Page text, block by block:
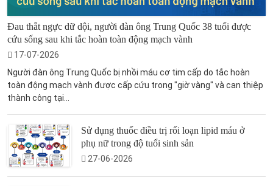
Đau thắt ngực dữ dội, người đàn ông Trung Quốc 38 tuổi được
cứu sống sau khi tắc hoàn toàn động mạch vành
17-07-2026
Người đàn ông Trung Quốc bị nhồi máu cơ tim cấp do tắc hoàn
toàn động mạch vành được cấp cứu trong "giờ vàng" và can thiệp
thành công tại...
Sử dụng thuốc điều trị rối loạn lipid máu ở
phụ nữ trong độ tuổi sinh sản
27-06-2026